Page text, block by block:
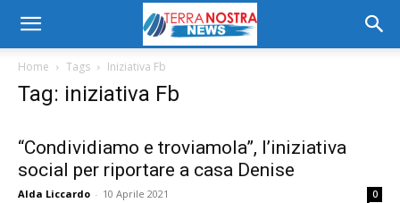
Home Tags Iniziativa Fb
Tag: iniziativa Fb
“Condividiamo e troviamola”, l’iniziativa
social per riportare a casa Denise
Alda Liccardo - 10 Aprile 2021 0